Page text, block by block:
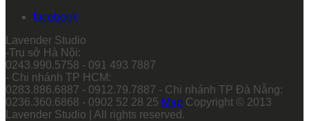
facebook
Lavender Studio
-Trụ sở Hà Nội:
0243.990.5758 - 091 493 7887
- Chi nhánh TP HCM:
0283.886.6887 - 0912.79.7887 - Chi nhánh TP Đà Nẵng:
0236.360.6868 - 0902 52 28 25 Map Copyright © 2013
Lavender Studio | All rights reserved.